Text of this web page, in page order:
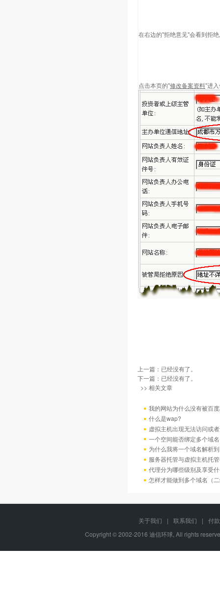
在右边的"拒绝意见"会看到拒
点击本页的"修改备案资料"进
上一篇：已经没有了。
下一篇：已经没有了。
>> 相关文章
我的网站为什么没有被百
什么是wap?
虚拟主机出现无法访问或
一个空间能否绑定多个域
为什么我将一个域名解析
服务器托管与虚拟主机托
代理分为哪些级别及享受
怎样才能做到多个域名（
关于我们 | 联系我们 |
付
Copyright © 2002-2016 迪信环球, All rights